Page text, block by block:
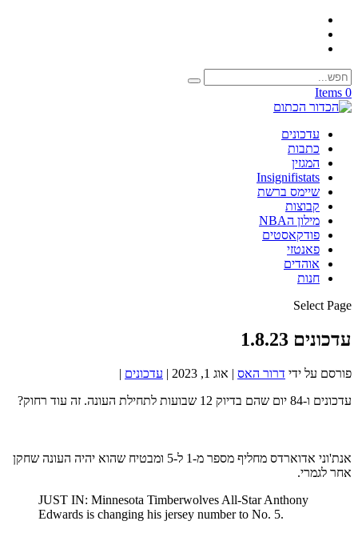
0 Items
עדכונים
כתבות
המגזין
Insignifistats
שיימס ברשת
קבוצות
מילון הNBA
פודקאסטים
פאנטזי
אוהדים
חנות
Select Page
עדכונים 1.8.23
פורסם על ידי דרור האס | אוג 1, 2023 | עדכונים |
עדכונים ו-84 יום שהם בדיוק 12 שבועות לתחילת העונה. זה עוד רחוק?
אנת'וני אדוארדס מחליף מספר מ-1 ל-5 ומבטיח שהוא יהיה העונה שחקן
אחר לגמרי.
JUST IN: Minnesota Timberwolves All-Star Anthony
Edwards is changing his jersey number to No. 5.